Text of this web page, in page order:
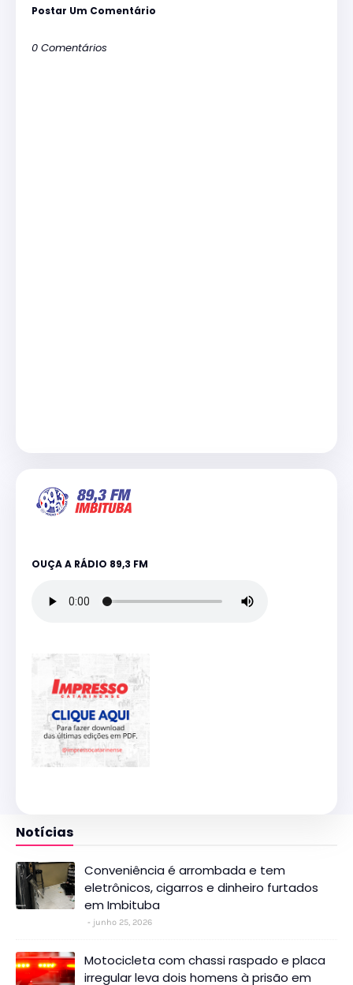
Postar Um Comentário
0 Comentários
OUÇA A RÁDIO 89,3 FM
Notícias
Conveniência é arrombada e tem
eletrônicos, cigarros e dinheiro furtados
em Imbituba
junho 25, 2026
Motocicleta com chassi raspado e placa
irregular leva dois homens à prisão em